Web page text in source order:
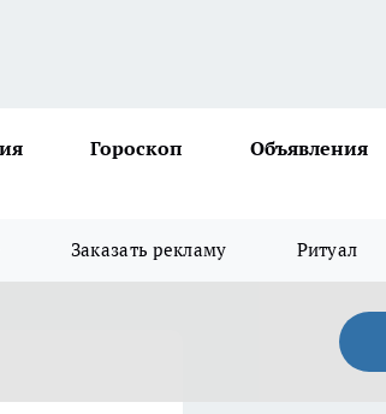
Гороскоп
Объявления
Заказать рекламу Ритуал